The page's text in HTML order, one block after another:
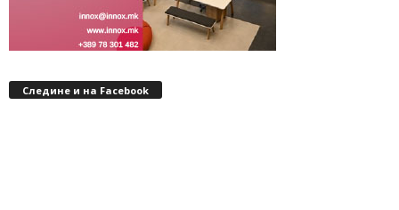
Следине и на Facebook